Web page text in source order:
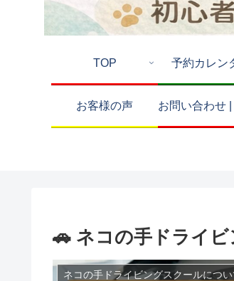
TOP 予約カレン
お客様の声
🚗 ネコの手ドライ
ネコの手ドライビングスクールについ